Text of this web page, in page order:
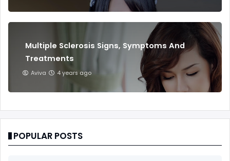
Multiple Sclerosis Signs, Symptoms And
Treatments
Aviva 4 years ago
POPULAR POSTS